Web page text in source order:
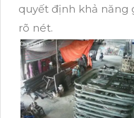
quyết định khả năng
rõ nét.